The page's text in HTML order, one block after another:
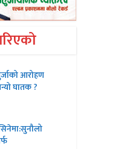
आरोहण
घातक ?